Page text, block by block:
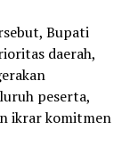
Bupati
daerah,
peserta,
ikrar komitmen